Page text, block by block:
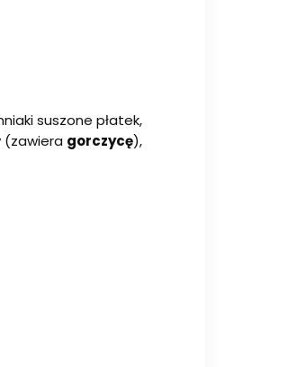
suszone płatek,
(zawiera gorczycę),